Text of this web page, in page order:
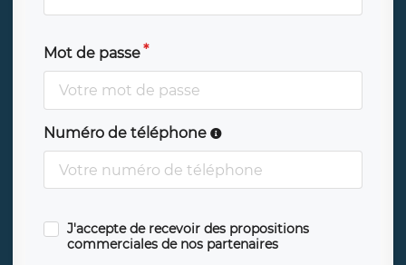
Mot de passe
Numéro de téléphone
J'accepte de recevoir des propositions
commerciales de nos partenaires